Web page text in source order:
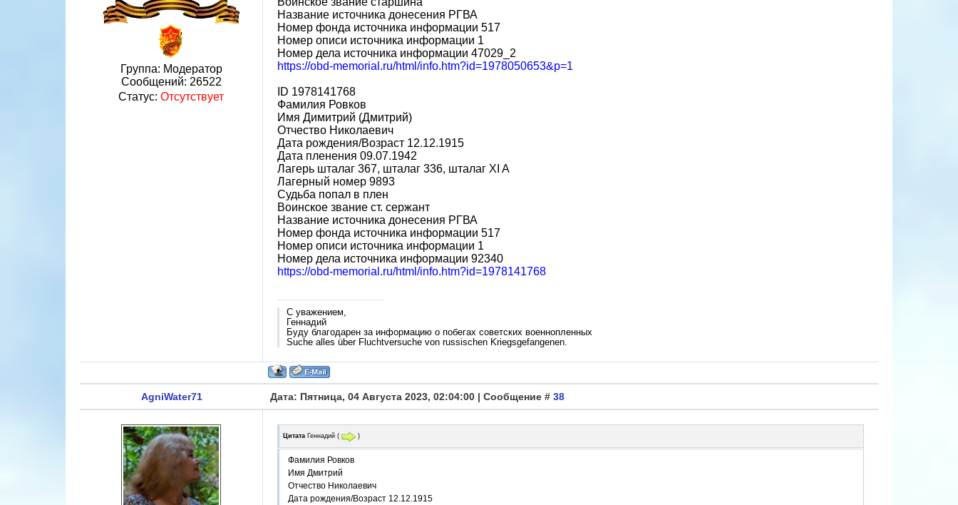
Группа: Модератор
Сообщений: 26522
Статус: Отсутствует
Название источника донесения РГВА
Номер фонда источника информации 517
Номер описи источника информации 1
Номер дела источника информации 47029_2
https://obd-memorial.ru/html/info.htm?id=1978050653&p=1
ID 1978141768
Фамилия Ровков
Имя Димитрий (Дмитрий)
Отчество Николаевич
Дата рождения/Возраст 12.12.1915
Дата пленения 09.07.1942
Лагерь шталаг 367, шталаг 336, шталаг XI A
Лагерный номер 9893
Судьба попал в плен
Воинское звание ст. сержант
Название источника донесения РГВА
Номер фонда источника информации 517
Номер описи источника информации 1
Номер дела источника информации 92340
https://obd-memorial.ru/html/info.htm?id=1978141768
С уважением,
Геннадий
Буду благодарен за информацию о побегах советских военнопленных
Suche alles über Fluchtversuche von russischen Kriegsgefangenen.
AgniWater71 Дата: Пятница, 04 Августа 2023, 02:04:00 | Сообщение # 38
Цитата Геннадий ( )
Фамилия Ровков
Имя Дмитрий
Отчество Николаевич
Дата рождения/Возраст 12.12.1915